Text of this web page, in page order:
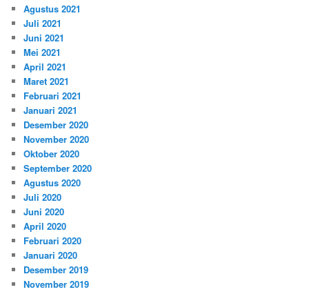
Agustus 2021
Juli 2021
Juni 2021
Mei 2021
April 2021
Maret 2021
Februari 2021
Januari 2021
Desember 2020
November 2020
Oktober 2020
September 2020
Agustus 2020
Juli 2020
Juni 2020
April 2020
Februari 2020
Januari 2020
Desember 2019
November 2019